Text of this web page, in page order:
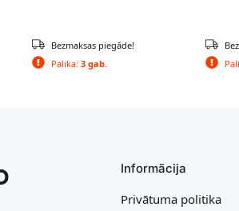
Palika:3 gab.
Bezmaksas piegāde!
Informācija
Privātuma politika